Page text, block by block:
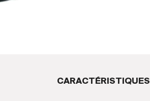
CARACTÉRISTIQUES